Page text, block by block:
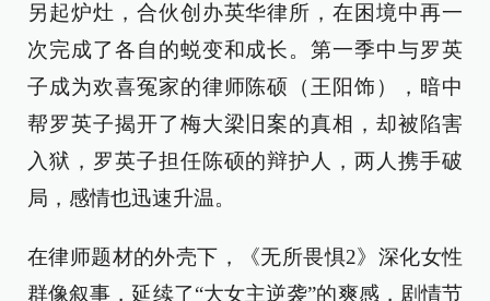
另起炉灶，合伙创办英华律所，在困境中再一
次完成了各自的蜕变和成长。第一季中与罗英
子成为欢喜冤家的律师陈硕（王阳饰），暗中
帮罗英子揭开了梅大梁旧案的真相，却被陷害
入狱，罗英子担任陈硕的辩护人，两人携手破
局，感情也迅速升温。
在律师题材的外壳下，《无所畏惧2》深化女性
群像叙事，延续了“大女主逆袭”的爽感，剧情节